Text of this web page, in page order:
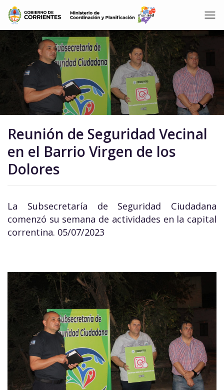
Reunión de Seguridad Vecinal
en el Barrio Virgen de los
Dolores
La Subsecretaría de Seguridad Ciudadana
comenzó su semana de actividades en la capital
correntina. 05/07/2023